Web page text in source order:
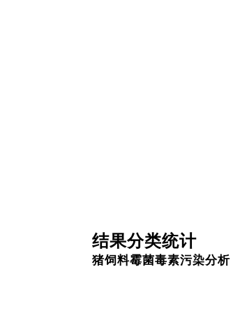
结果分类统计
猪饲料霉菌毒素污染分析